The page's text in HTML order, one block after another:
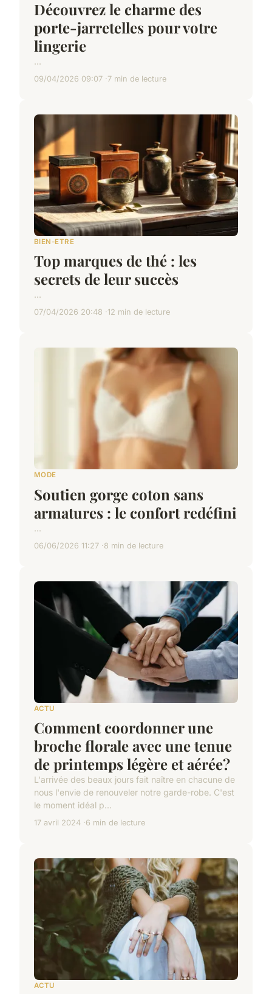
Découvrez le charme des
porte-jarretelles pour votre
lingerie
...
09/04/2026 09:07 7 min de lecture
BIEN-ETRE
Top marques de thé : les
secrets de leur succès
...
07/04/2026 20:48 12 min de lecture
MODE
Soutien gorge coton sans
armatures : le confort redéfini
...
06/06/2026 11:27 8 min de lecture
ACTU
Comment coordonner une
broche florale avec une tenue
de printemps légère et aérée?
L'arrivée des beaux jours fait naître en chacune de
nous l'envie de renouveler notre garde-robe. C'est
le moment idéal p...
17 avril 2024 6 min de lecture
ACTU